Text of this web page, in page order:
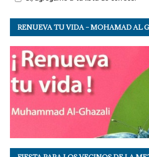
RENUEVA TU VIDA – MOHAMAD AL